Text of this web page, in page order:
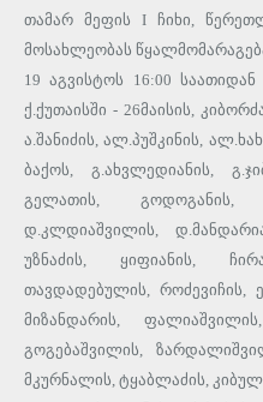
თამარ მეფის I ჩიხი,
მოსახლეობას
19 აგვისტოს 16:00
ქ.ქუთაისში - 26მაისის,
ა.შანიძის, ალ.პუშკინის,
ბაქოს, გ.ახვლედიანის,
გელათის, გოდოგანის,
დ.კლდიაშვილის,
უზნაძის, ყიფიანის,
თავდადებულის, როძევიჩის,
მიზანდარის,
გოგებაშვილის,
მკურნალის, ტყაბლაძის,